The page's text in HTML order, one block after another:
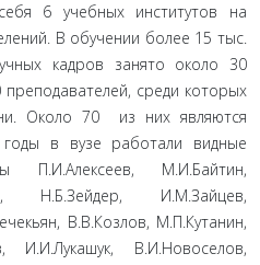
6 учебных институтов на
В обучении более 15 тыс.
кадров занято около 30
среди которых
Около 70 из них являются
в вузе работали видные
П.И.Алексеев, М.И.Байтин,
Н.Б.Зейдер, И.М.Зайцев,
В.В.Козлов, М.П.Кутанин,
И.И.Лукашук, В.И.Новоселов,